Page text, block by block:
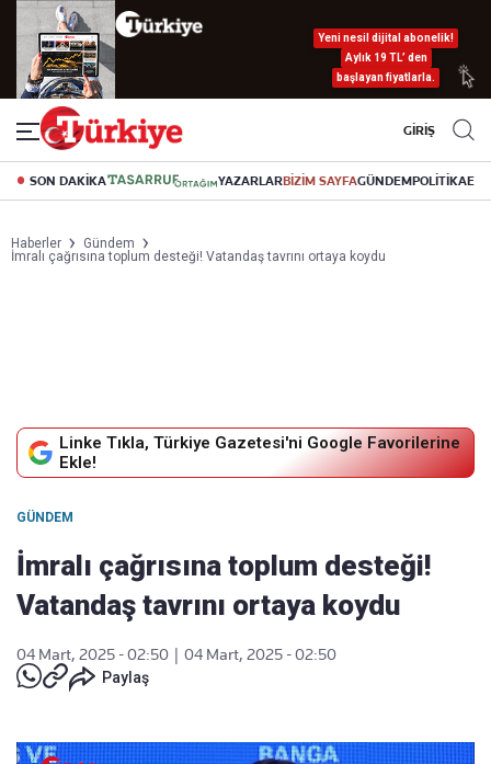
Yeni nesil dijital abonelik!
Aylık 19 TL’ den
başlayan fiyatlarla.
GİRİŞ
SON DAKİKA YAZARLARBİZİM SAYFAGÜNDEMPOLİTİKA
Haberler
Gündem
İmralı çağrısına toplum desteği! Vatandaş tavrını ortaya koydu
Linke Tıkla, Türkiye Gazetesi'ni Google Favorilerine
Ekle!
GÜNDEM
İmralı çağrısına toplum desteği!
Vatandaş tavrını ortaya koydu
04 Mart, 2025 - 02:50
04 Mart, 2025 - 02:50
Paylaş